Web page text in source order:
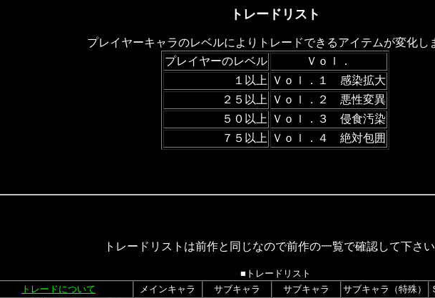
トレードリスト
プレイヤーキャラのレベルによりトレードできるアイテムが変化し
プレイヤーのレベル
Ｖｏｌ．
１以上
Ｖｏｌ．１ 感染拡大
２５以上
Ｖｏｌ．２ 悪性変異
５０以上
Ｖｏｌ．３ 侵食汚染
７５以上
Ｖｏｌ．４ 絶対包囲
トレードリストは前作と同じなので前作の一覧で確認して下さい
■トレードリスト
トレードについて
メインキャラ サブキャラ サブキャラ サブキャラ（特殊）